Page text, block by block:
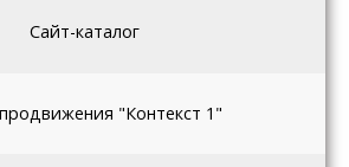
Сайт-каталог
"Контекст 1"